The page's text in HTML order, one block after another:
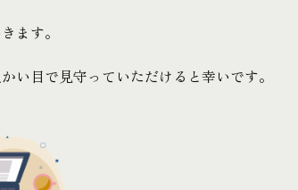
ます。
い目で見守っていただけると幸いです。